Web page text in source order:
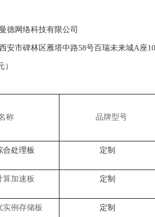
德网络科技有限公司
安市碑林区雁塔中路58号百瑞未来城A座
）
称 品牌型号
合处理板 定制
算加速板 定制
实例存储板 定制